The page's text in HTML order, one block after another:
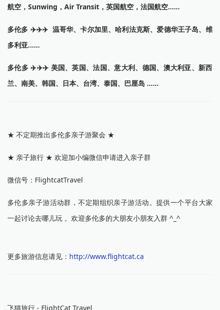
航空，Sunwing，Air Transit，英国航空，法国航空……
多伦多 ✈️✈️✈️ 温哥华、卡尔加里、哈利法克斯、爱德华王子岛、维
多利亚……
多伦多 ✈️✈️✈️ 美国、英国、法国、意大利、德国、澳大利亚、新西
兰、南美、韩国、日本、台湾、泰国、巴厘岛 ……
★ 不定期推出多伦多亲子游聚会 ★
★ 亲子旅行 ★ 欢迎加小编微信申请进入亲子群
微信号：FlightcatTravel
多伦多亲子游活动群，不定期组织亲子游活动。提供一个平台大家
一起讨论去哪儿玩 。欢迎多伦多的大朋友小朋友入群 ^_^
更多旅游信息请见： http://www.flightcat.ca
飞猫旅行 - FlightCat Travel